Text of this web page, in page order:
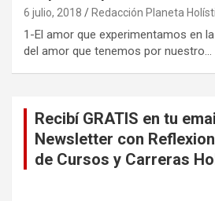
6 julio, 2018 Redacción Planeta
1-El amor que experimentamos en
del amor que tenemos por nuestro…
Recibí GRATIS en tu
Newsletter con
de Cursos y Carreras